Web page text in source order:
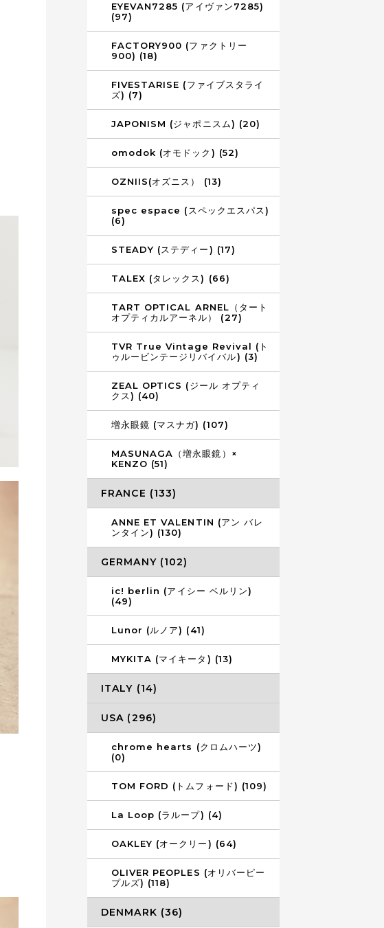
EYEVAN7285 (アイヴァン7285)
(97)
FACTORY900 (ファクトリー
900) (18)
FIVESTARISE (ファイブスタライ
ズ) (7)
JAPONISM (ジャポニスム) (20)
omodok (オモドック) (52)
OZNIIS(オズニス） (13)
spec espace (スペックエスパス)
(6)
STEADY (ステディー) (17)
TALEX (タレックス) (66)
TART OPTICAL ARNEL（タート
オプティカルアーネル） (27)
TVR True Vintage Revival (ト
ゥルービンテージリバイバル) (3)
ZEAL OPTICS (ジール オプティ
クス) (40)
増永眼鏡 (マスナガ) (107)
MASUNAGA（増永眼鏡）×
KENZO (51)
FRANCE (133)
ANNE ET VALENTIN (アン バレ
ンタイン) (130)
GERMANY (102)
ic! berlin (アイシー ベルリン)
(49)
Lunor (ルノア) (41)
MYKITA (マイキータ) (13)
ITALY (14)
USA (296)
chrome hearts (クロムハーツ)
(0)
TOM FORD (トムフォード) (109)
La Loop (ラループ) (4)
OAKLEY (オークリー) (64)
OLIVER PEOPLES (オリバーピー
プルズ) (118)
DENMARK (36)